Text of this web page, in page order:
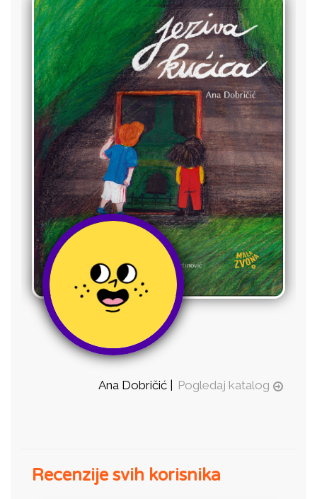
Ana Dobričić | Pogledaj katalog
Recenzije svih korisnika